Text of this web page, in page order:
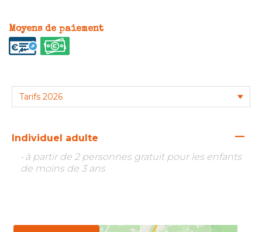
Moyens de paiement
Individuel adulte
—
• à partir de 2 personnes gratuit pour les enfants
de moins de 3 ans